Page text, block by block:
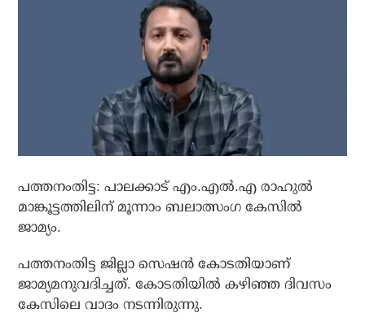
പത്തനംതിട്ട: പാലക്കാട് എം.എൽ.എ രാഹുൽ
മാങ്കൂട്ടത്തിലിന് മൂന്നാം ബലാത്സംഗ കേസിൽ
ജാമ്യം.
പത്തനംതിട്ട ജില്ലാ സെഷൻ കോടതിയാണ്
ജാമ്യമനുവദിച്ചത്. കോടതിയിൽ കഴിഞ്ഞ ദിവസം
കേസിലെ വാദം നടന്നിരുന്നു.